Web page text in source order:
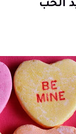
لعيد الحب